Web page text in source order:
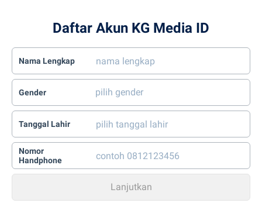
Daftar Akun KG Media ID
Nama Lengkap
Gender
Tanggal Lahir
Nomor
Handphone